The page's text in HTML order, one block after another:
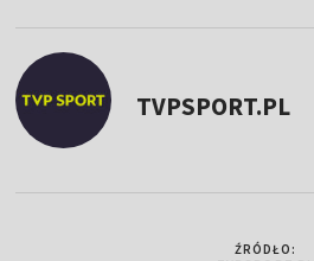
TVPSPORT.PL
ŹRÓDŁO: